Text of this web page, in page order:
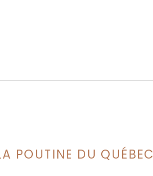
POUTINE DU QUÉBEC